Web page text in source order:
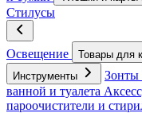
Стилусы
Освещение Товары для
Инструменты Зонты
ванной и туалета
пароочистители и